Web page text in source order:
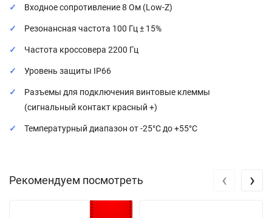
Входное сопротивление 8 Ом (Low-Z)
Резонансная частота 100 Гц ± 15%
Частота кроссовера 2200 Гц
Уровень защиты IP66
Разъемы для подключения винтовые клеммы
(сигнальный контакт красный +)
Температурный диапазон от -25°C до +55°C
Рекомендуем посмотреть ‹ ›